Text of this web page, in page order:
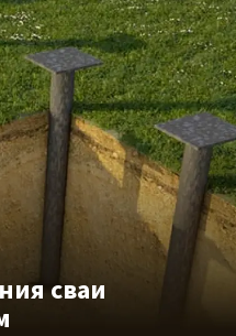
сваи